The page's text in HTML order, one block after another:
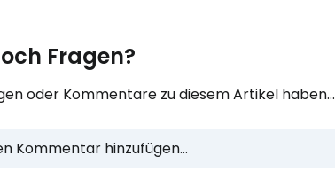
Fragen?
oder Kommentare zu diesem Artikel haben...
Kommentar hinzufügen...